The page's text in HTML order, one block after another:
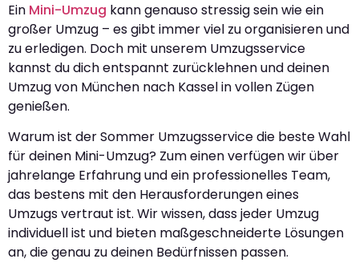
Ein Mini-Umzug kann genauso stressig sein wie ein
großer Umzug – es gibt immer viel zu organisieren und
zu erledigen. Doch mit unserem Umzugsservice
kannst du dich entspannt zurücklehnen und deinen
Umzug von München nach Kassel in vollen Zügen
genießen.
Warum ist der Sommer Umzugsservice die beste Wahl
für deinen Mini-Umzug? Zum einen verfügen wir über
jahrelange Erfahrung und ein professionelles Team,
das bestens mit den Herausforderungen eines
Umzugs vertraut ist. Wir wissen, dass jeder Umzug
individuell ist und bieten maßgeschneiderte Lösungen
an, die genau zu deinen Bedürfnissen passen.